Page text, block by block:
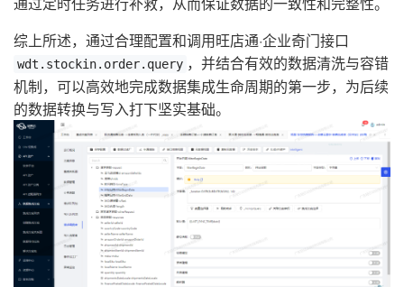
综上所述，通过合理配置和调用旺店通·企业奇门接口
wdt.stockin.order.query ，并结合有效的数据清洗与容错
机制，可以高效地完成数据集成生命周期的第一步，为后续
的数据转换与写入打下坚实基础。